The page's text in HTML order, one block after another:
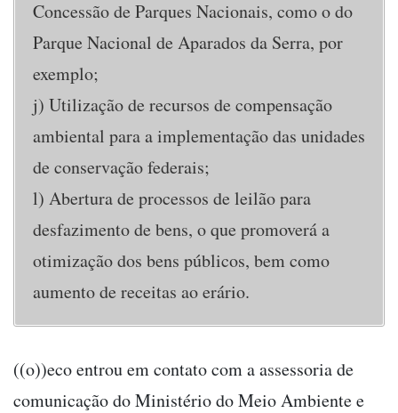
Concessão de Parques Nacionais, como o do
Parque Nacional de Aparados da Serra, por
exemplo;
j) Utilização de recursos de compensação
ambiental para a implementação das unidades
de conservação federais;
l) Abertura de processos de leilão para
desfazimento de bens, o que promoverá a
otimização dos bens públicos, bem como
aumento de receitas ao erário.
((o))eco entrou em contato com a assessoria de
comunicação do Ministério do Meio Ambiente e